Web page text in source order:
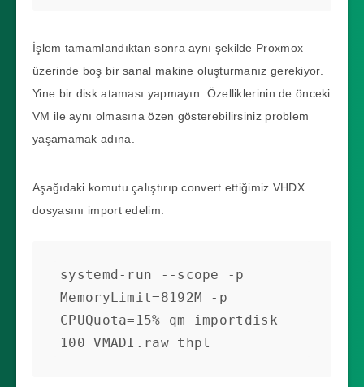
İşlem tamamlandıktan sonra aynı şekilde Proxmox
üzerinde boş bir sanal makine oluşturmanız gerekiyor.
Yine bir disk ataması yapmayın. Özelliklerinin de önceki
VM ile aynı olmasına özen gösterebilirsiniz problem
yaşamamak adına.
Aşağıdaki komutu çalıştırıp convert ettiğimiz VHDX
dosyasını import edelim.
systemd-run --scope -p
MemoryLimit=8192M -p
CPUQuota=15% qm importdisk
100 VMADI.raw thpl